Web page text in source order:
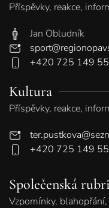
Příspěvky, reakce,
Jan Obludník
+420 725 149
Kultura
Příspěvky, reakce,
+420 725 149
Společenská
Vzpomínky,